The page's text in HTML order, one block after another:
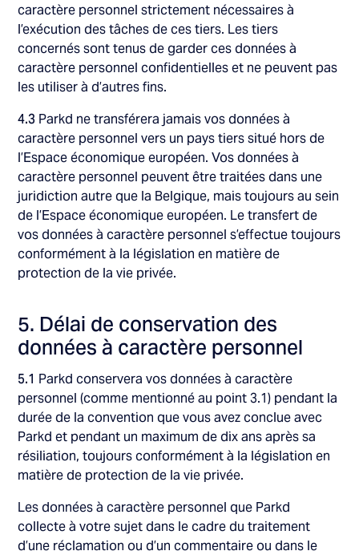
caractère personnel strictement nécessaires à
l’exécution des tâches de ces tiers. Les tiers
concernés sont tenus de garder ces données à
caractère personnel confidentielles et ne peuvent pas
les utiliser à d’autres fins.
4.3 Parkd ne transférera jamais vos données à
caractère personnel vers un pays tiers situé hors de
l’Espace économique européen. Vos données à
caractère personnel peuvent être traitées dans une
juridiction autre que la Belgique, mais toujours au sein
de l’Espace économique européen. Le transfert de
vos données à caractère personnel s’effectue toujours
conformément à la législation en matière de
protection de la vie privée.
5. Délai de conservation des
données à caractère personnel
5.1 Parkd conservera vos données à caractère
personnel (comme mentionné au point 3.1) pendant la
durée de la convention que vous avez conclue avec
Parkd et pendant un maximum de dix ans après sa
résiliation, toujours conformément à la législation en
matière de protection de la vie privée.
Les données à caractère personnel que Parkd
collecte à votre sujet dans le cadre du traitement
d’une réclamation ou d’un commentaire ou dans le